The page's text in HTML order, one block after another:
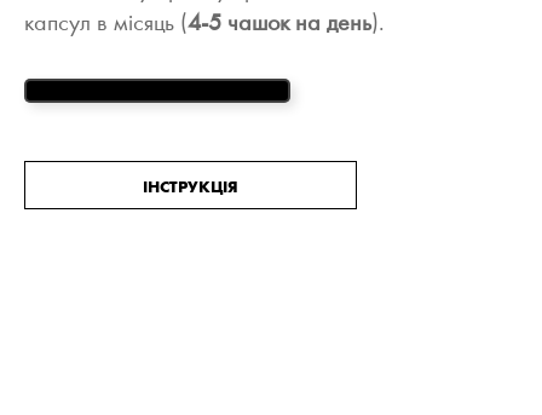
капсул в місяць (4-5 чашок на день).
ІНСТРУКЦІЯ